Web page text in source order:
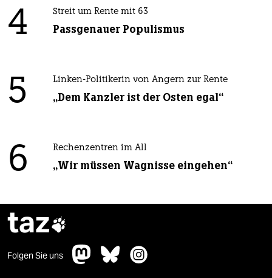
4 Streit um Rente mit 63
Passgenauer Populismus
5 Linken-Politikerin von Angern zur Rente
„Dem Kanzler ist der Osten egal“
6 Rechenzentren im All
„Wir müssen Wagnisse eingehen“
taz
Folgen Sie uns